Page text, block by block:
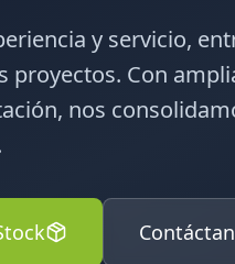
y servicio,
proyectos. Con
nos